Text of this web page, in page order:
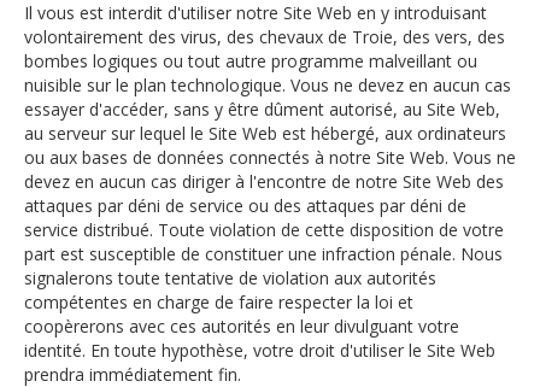
Il vous est interdit d'utiliser notre Site Web en y introduisant
volontairement des virus, des chevaux de Troie, des vers, des
bombes logiques ou tout autre programme malveillant ou
nuisible sur le plan technologique. Vous ne devez en aucun cas
essayer d'accéder, sans y être dûment autorisé, au Site Web,
au serveur sur lequel le Site Web est hébergé, aux ordinateurs
ou aux bases de données connectés à notre Site Web. Vous ne
devez en aucun cas diriger à l'encontre de notre Site Web des
attaques par déni de service ou des attaques par déni de
service distribué. Toute violation de cette disposition de votre
part est susceptible de constituer une infraction pénale. Nous
signalerons toute tentative de violation aux autorités
compétentes en charge de faire respecter la loi et
coopèrerons avec ces autorités en leur divulguant votre
identité. En toute hypothèse, votre droit d'utiliser le Site Web
prendra immédiatement fin.